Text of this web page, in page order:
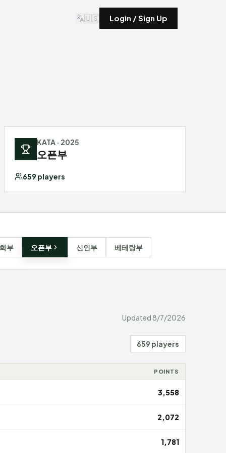
🇺🇸 Login / Sign Up
KATA · 2025
오픈부
659 players
부 오픈부 신인부 베테랑부
Updated 8/7/2026
659 players
POINTS
3,558
2,072
1,781